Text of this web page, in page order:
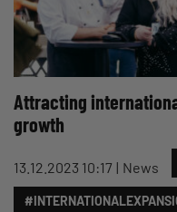
Attracting
growth
13.12.2023 10:17 News